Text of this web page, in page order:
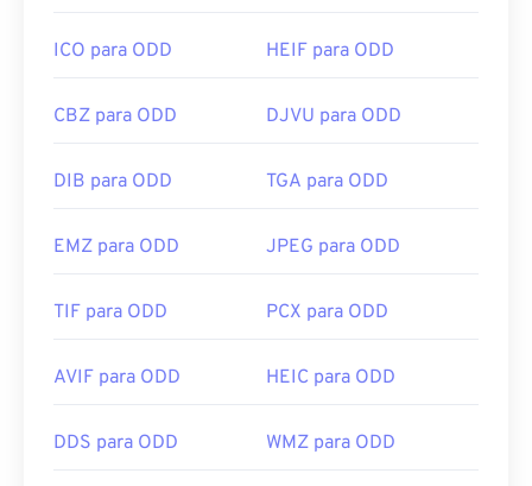
ICO para ODD HEIF para ODD
CBZ para ODD DJVU para ODD
DIB para ODD TGA para ODD
EMZ para ODD JPEG para ODD
TIF para ODD PCX para ODD
AVIF para ODD HEIC para ODD
DDS para ODD WMZ para ODD